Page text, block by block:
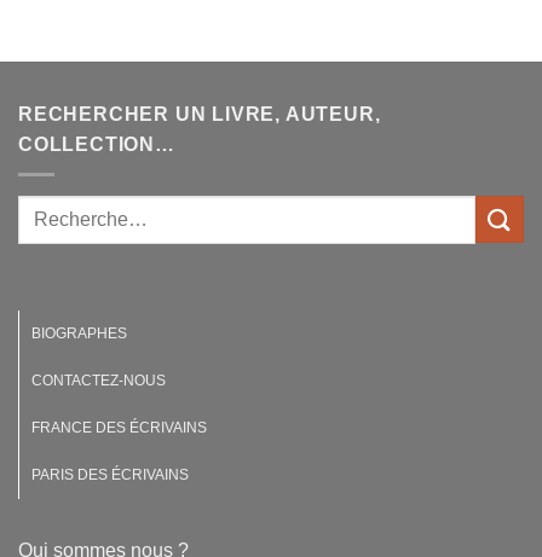
RECHERCHER UN LIVRE, AUTEUR,
COLLECTION…
BIOGRAPHES
CONTACTEZ-NOUS
FRANCE DES ÉCRIVAINS
PARIS DES ÉCRIVAINS
Qui sommes nous ?